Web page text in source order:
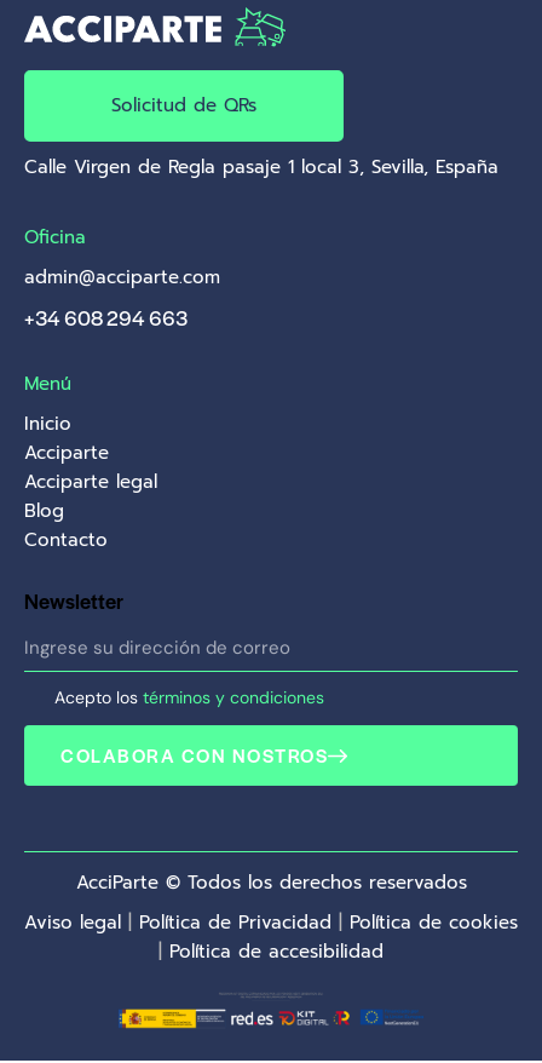
Solicitud de QRs
Calle Virgen de Regla pasaje 1 local 3, Sevilla, España
Oficina
admin@acciparte.com
+34 608 294 663
Menú
Inicio
Acciparte
Acciparte legal
Blog
Contacto
Newsletter
Acepto lostérminos y condiciones
COLABORA CON NOSTROS
AcciParte © Todos los derechos reservados
Aviso legal | Política de Privacidad | Política de cookies
| Política de accesibilidad